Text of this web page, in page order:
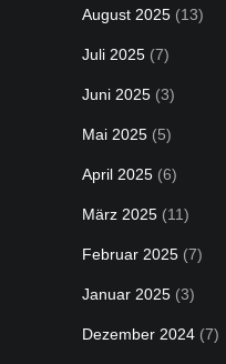
August 2025 (13)
Juli 2025 (7)
Juni 2025 (3)
Mai 2025 (5)
April 2025 (6)
März 2025 (11)
Februar 2025 (7)
Januar 2025 (3)
Dezember 2024 (7)